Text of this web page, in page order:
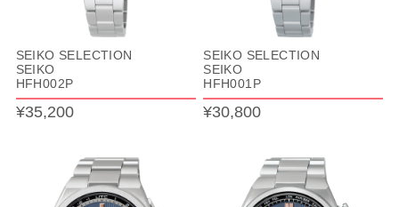
SEIKO SELECTION
SEIKO
HFH002P
¥35,200
SEIKO SELECTION
SEIKO
HFH001P
¥30,800